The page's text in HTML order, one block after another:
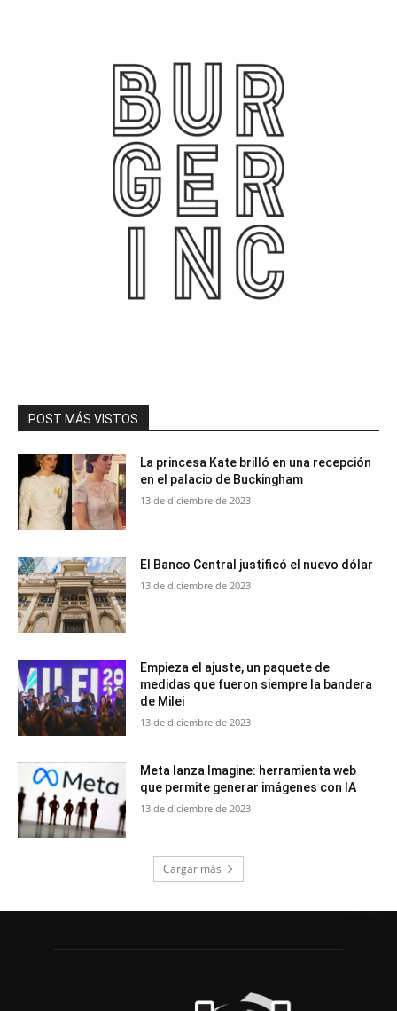
POST MÁS VISTOS
La princesa Kate brilló en una recepción
en el palacio de Buckingham
13 de diciembre de 2023
El Banco Central justificó el nuevo dólar
13 de diciembre de 2023
Empieza el ajuste, un paquete de
medidas que fueron siempre la bandera
de Milei
13 de diciembre de 2023
Meta lanza Imagine: herramienta web
que permite generar imágenes con IA
13 de diciembre de 2023
Cargar más